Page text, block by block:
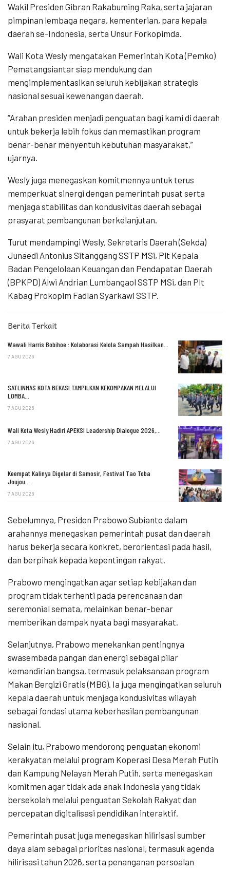
Wakil Presiden Gibran Rakabuming Raka, serta jajaran
pimpinan lembaga negara, kementerian, para kepala
daerah se-Indonesia, serta Unsur Forkopimda.
Wali Kota Wesly mengatakan Pemerintah Kota (Pemko)
Pematangsiantar siap mendukung dan
mengimplementasikan seluruh kebijakan strategis
nasional sesuai kewenangan daerah.
“Arahan presiden menjadi penguatan bagi kami di daerah
untuk bekerja lebih fokus dan memastikan program
benar-benar menyentuh kebutuhan masyarakat,”
ujarnya.
Wesly juga menegaskan komitmennya untuk terus
memperkuat sinergi dengan pemerintah pusat serta
menjaga stabilitas dan kondusivitas daerah sebagai
prasyarat pembangunan berkelanjutan.
Turut mendampingi Wesly, Sekretaris Daerah (Sekda)
Junaedi Antonius Sitanggang SSTP MSi, Plt Kepala
Badan Pengelolaan Keuangan dan Pendapatan Daerah
(BPKPD) Alwi Andrian Lumbangaol SSTP MSi, dan Plt
Kabag Prokopim Fadlan Syarkawi SSTP.
Berita Terkait
Wawali Harris Bobihoe : Kolaborasi Kelola Sampah Hasilkan…
7 AGU 2026
SATLINMAS KOTA BEKASI TAMPILKAN KEKOMPAKAN MELALUI
LOMBA…
7 AGU 2026
Wali Kota Wesly Hadiri APEKSI Leadership Dialogue 2026,…
7 AGU 2026
Keempat Kalinya Digelar di Samosir, Festival Tao Toba
Joujou…
7 AGU 2026
Sebelumnya, Presiden Prabowo Subianto dalam
arahannya menegaskan pemerintah pusat dan daerah
harus bekerja secara konkret, berorientasi pada hasil,
dan berpihak kepada kepentingan rakyat.
Prabowo mengingatkan agar setiap kebijakan dan
program tidak terhenti pada perencanaan dan
seremonial semata, melainkan benar-benar
memberikan dampak nyata bagi masyarakat.
Selanjutnya, Prabowo menekankan pentingnya
swasembada pangan dan energi sebagai pilar
kemandirian bangsa, termasuk pelaksanaan program
Makan Bergizi Gratis (MBG). Ia juga mengingatkan seluruh
kepala daerah untuk menjaga kondusivitas wilayah
sebagai fondasi utama keberhasilan pembangunan
nasional.
Selain itu, Prabowo mendorong penguatan ekonomi
kerakyatan melalui program Koperasi Desa Merah Putih
dan Kampung Nelayan Merah Putih, serta menegaskan
komitmen agar tidak ada anak Indonesia yang tidak
bersekolah melalui penguatan Sekolah Rakyat dan
percepatan digitalisasi pendidikan interaktif.
Pemerintah pusat juga menegaskan hilirisasi sumber
daya alam sebagai prioritas nasional, termasuk agenda
hilirisasi tahun 2026, serta penanganan persoalan